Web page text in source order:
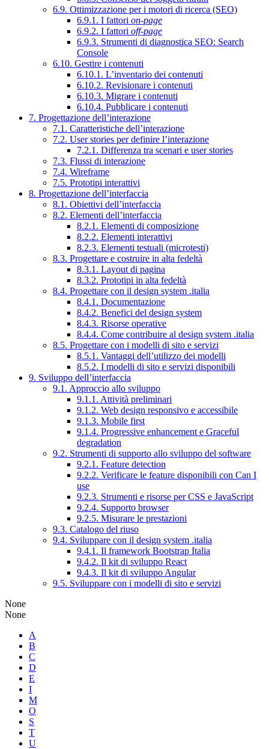
6.9. Ottimizzazione per i motori di ricerca (SEO)
6.9.1. I fattori on-page
6.9.2. I fattori off-page
6.9.3. Strumenti di diagnostica SEO: Search
Console
6.10. Gestire i contenuti
6.10.1. L’inventario dei contenuti
6.10.2. Revisionare i contenuti
6.10.3. Migrare i contenuti
6.10.4. Pubblicare i contenuti
7. Progettazione dell’interazione
7.1. Caratteristiche dell’interazione
7.2. User stories per definire l’interazione
7.2.1. Differenza tra scenari e user stories
7.3. Flussi di interazione
7.4. Wireframe
7.5. Prototipi interattivi
8. Progettazione dell’interfaccia
8.1. Obiettivi dell’interfaccia
8.2. Elementi dell’interfaccia
8.2.1. Elementi di composizione
8.2.2. Elementi interattivi
8.2.3. Elementi testuali (microtesti)
8.3. Progettare e costruire in alta fedeltà
8.3.1. Layout di pagina
8.3.2. Prototipi in alta fedeltà
8.4. Progettare con il design system .italia
8.4.1. Documentazione
8.4.2. Benefici del design system
8.4.3. Risorse operative
8.4.4. Come contribuire al design system .italia
8.5. Progettare con i modelli di sito e servizi
8.5.1. Vantaggi dell’utilizzo dei modelli
8.5.2. I modelli di sito e servizi disponibili
9. Sviluppo dell’interfaccia
9.1. Approccio allo sviluppo
9.1.1. Attività preliminari
9.1.2. Web design responsivo e accessibile
9.1.3. Mobile first
9.1.4. Progressive enhancement e Graceful
degradation
9.2. Strumenti di supporto allo sviluppo del software
9.2.1. Feature detection
9.2.2. Verificare le feature disponibili con Can I
use
9.2.3. Strumenti e risorse per CSS e JavaScript
9.2.4. Supporto browser
9.2.5. Misurare le prestazioni
9.3. Catalogo del riuso
9.4. Sviluppare con il design system .italia
9.4.1. Il framework Bootstrap Italia
9.4.2. Il kit di sviluppo React
9.4.3. Il kit di sviluppo Angular
9.5. Sviluppare con i modelli di sito e servizi
None
None
A
B
C
D
E
I
M
O
S
T
U